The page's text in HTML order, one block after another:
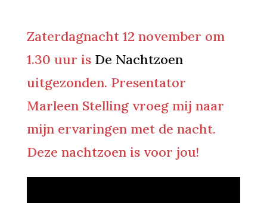
Zaterdagnacht 12 november om
1.30 uur is De Nachtzoen
uitgezonden. Presentator
Marleen Stelling vroeg mij naar
mijn ervaringen met de nacht.
Deze nachtzoen is voor jou!